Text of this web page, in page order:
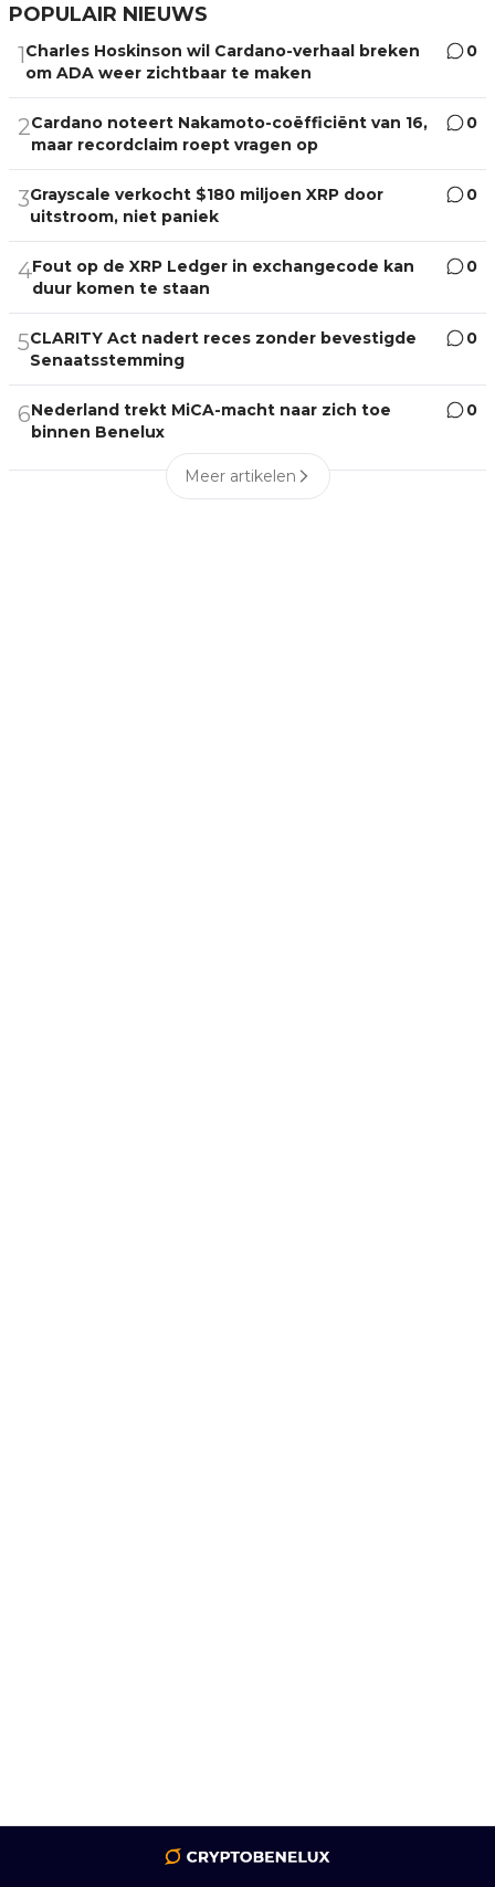
POPULAIR NIEUWS
1Charles Hoskinson wil Cardano-verhaal breken
om ADA weer zichtbaar te maken
0
2Cardano noteert Nakamoto-coëfficiënt van 16,
maar recordclaim roept vragen op
0
3Grayscale verkocht $180 miljoen XRP door
uitstroom, niet paniek
0
4Fout op de XRP Ledger in exchangecode kan
duur komen te staan
0
5CLARITY Act nadert reces zonder bevestigde
Senaatsstemming
0
6Nederland trekt MiCA-macht naar zich toe
binnen Benelux
0
Meer artikelen